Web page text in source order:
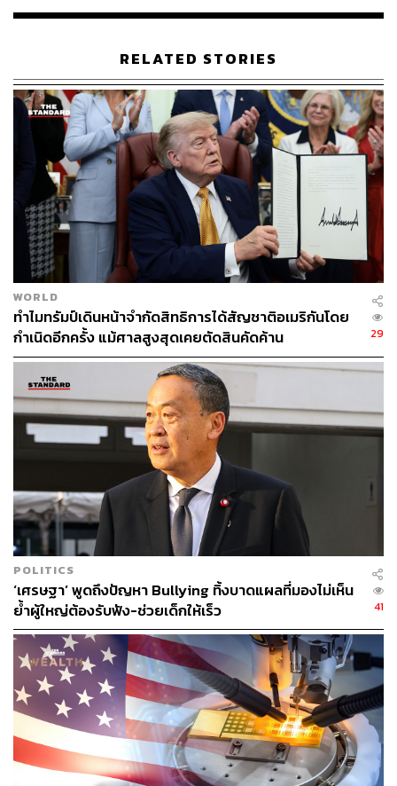
ไม่ต้องมีวีซ่า ถือเป็นการยกระดับความสำคัญของพาสปอร์ต
ประชาสัมพันธ์ชี้แจงว่าไทยพร้อมเปิดประเทศและดูแลความ
สัมพันธ์ของสองประเทศให้ดีขึ้น” นายกรัฐมนตรีกล่าว
ไทยยืนยันรับนโยบายจีนเดียว
ปานปรีย์ยังกล่าวถึงที่ผู้นำจีนส่งสัญญาณผนวกรวมไต้หวัน
ตามนโยบายจีนเดียวว่า ในส่วนของประเทศไทยเรารับจีน
เดียวอยู่แล้ว ในส่วนของไต้หวันถ้าจะมีการเลือกตั้งก็ต้องรอ
ผลการเลือกตั้งต่อไป ขณะที่วันนี้คณะรัฐมนตรีอนุมัติวีซ่าฟรี
ระหว่างไทย-จีน จะมีผลตั้งแต่วันที่ 1 มีนาคม 2567 ซึ่งถือเป็น
ข่าวดี และเดือนนี้หรือต้นเดือนหน้าตนจะเดินทางไปจีนเพื่อลง
นามข้อตกลงระหว่างไทยและจีนต่อไป
นายกฯ กำชับดูแลคนไทยในญี่ปุ่น ด้าน ‘ปานปรีย์’ ระบุ
คนไทยปลอดภัย
เศรษฐาให้สัมภาษณ์ถึงการดูแลช่วยเหลือคนไทย หลังเกิด
เหตุแผ่นดินไหวแมกนิจูด 7.6 วานนี้ (1 มกราคม) ว่า เมื่อวาน
นี้ได้กำชับหน่วยงานที่เกี่ยวข้องไปแล้ว และวันนี้ได้พูดคุยกับ
จักรพงษ์ แสงมณี รัฐมนตรีช่วยว่าการกระทรวงการต่าง
ประเทศ ไปแล้ว ว่าจนถึงตอนนี้ยังไม่พบปัญหาอะไร ก็ดูแล
อย่างเต็มที่ เป็นหน้าที่ของรัฐบาลและกระทรวงการต่าง
ประเทศที่จะต้องดูแลคนไทยที่พำนักอยู่ในญี่ปุ่น รวมถึงนัก
ท่องเที่ยวไทยที่เดินทางไปท่องเที่ยวในประเทศญี่ปุ่นช่วงนี้เป็น
จำนวนมาก
ด้าน ปานปรีย์ พหิทธานุกร รองนายกรัฐมนตรี และรัฐมนตรี
ว่าการกระทรวงการต่างประเทศ กล่าวถึงเหตุแผ่นดินไหวที่
ประเทศญี่ปุ่นและมีแนวโน้มเกิดสึนามิว่า ได้รับรายงานว่ามีผู้
เสียชีวิต 6 คน แต่จากรายงานของ NHK ล่าสุดเมื่อ 1 ชั่วโมงที่
ผ่านมา มีผู้เสียชีวิต 8 คน ซึ่งยังไม่ได้รับการยืนยันทั้งหมด อาจ
มีจำนวนมากกว่านี้ก็ได้
RELATED STORIES
WORLD
ทำไมทรัมป์เดินหน้าจำกัดสิทธิการได้สัญชาติอเมริกันโดย
กำเนิดอีกครั้ง แม้ศาลสูงสุดเคยตัดสินคัดค้าน
29
POLITICS
‘เศรษฐา’ พูดถึงปัญหา Bullying ทิ้งบาดแผลที่มองไม่เห็น
ย้ำผู้ใหญ่ต้องรับฟัง-ช่วยเด็กให้เร็ว
41